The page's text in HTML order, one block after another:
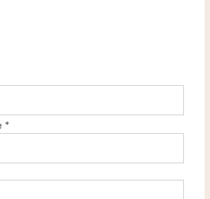
*